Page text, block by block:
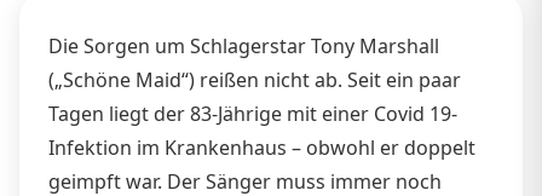
Die Sorgen um Schlagerstar Tony Marshall
(„Schöne Maid“) reißen nicht ab. Seit ein paar
Tagen liegt der 83-Jährige mit einer Covid 19-
Infektion im Krankenhaus – obwohl er doppelt
geimpft war. Der Sänger muss immer noch